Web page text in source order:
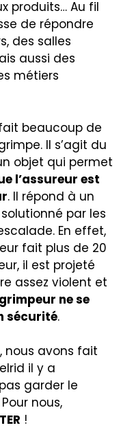
produits… Au fil
de répondre
des salles
aussi des
métiers
beaucoup de
Il s’agit du
objet qui permet
l’assureur est
. Il répond à un
par les
En effet,
fait plus de 20
il est projeté
assez violent et
ne se
sécurité.
nous avons fait
il y a
garder le
nous,
!